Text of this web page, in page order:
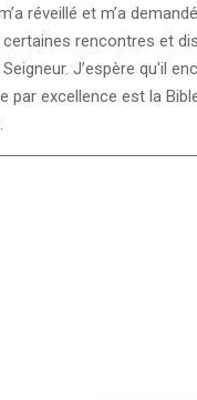
réveillé et m’a
rencontres et
J’espère qu'il
par excellence est la